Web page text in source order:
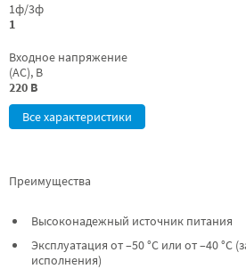
1ф/3ф
1
Входное напряжение
(AC), В
220 В
Все характеристики
Преимущества
Высоконадежный источник питания
Эксплуатация от –50 °C или от –40 °C
исполнения)